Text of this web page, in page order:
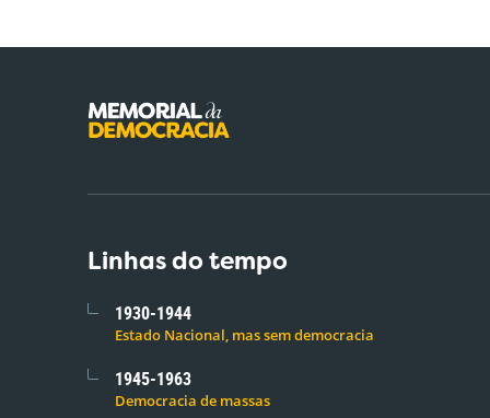
Linhas do tempo
1930-1944
Estado Nacional, mas sem democracia
1945-1963
Democracia de massas